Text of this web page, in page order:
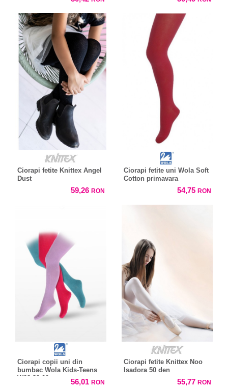
Ciorapi fetite Knittex Angel
Dust
59,26 RON
Ciorapi fetite uni Wola Soft
Cotton primavara
54,75 RON
Ciorapi copii uni din
bumbac Wola Kids-Teens
W28-38.00
56,01 RON
Ciorapi fetite Knittex Noo
Isadora 50 den
55,77 RON